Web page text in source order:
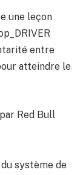
une leçon
entre
atteindre le
Red Bull
système de